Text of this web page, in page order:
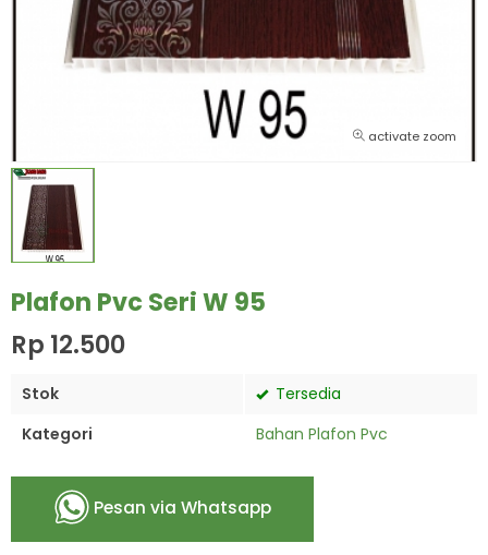
activate zoom
Plafon Pvc Seri W 95
Rp 12.500
Stok
Tersedia
Kategori
Bahan Plafon Pvc
Pesan via Whatsapp